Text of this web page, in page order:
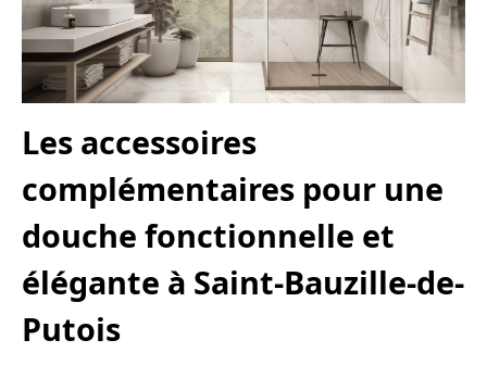
Les accessoires
complémentaires pour une
douche fonctionnelle et
élégante à Saint-Bauzille-de-
Putois